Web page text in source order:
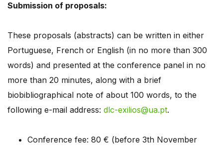
Submission of proposals:
These proposals (abstracts) can be written in either
Portuguese, French or English (in no more than 300
words) and presented at the conference panel in no
more than 20 minutes, along with a brief
biobibliographical note of about 100 words, to the
following e-mail address: dlc-exilios@ua.pt.
Conference fee: 80 € (before 3th November